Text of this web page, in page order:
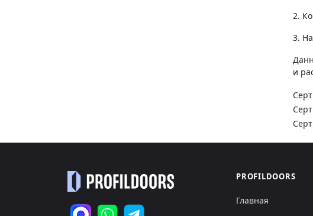
2.
3.
и
PROFILDOORS
Главная